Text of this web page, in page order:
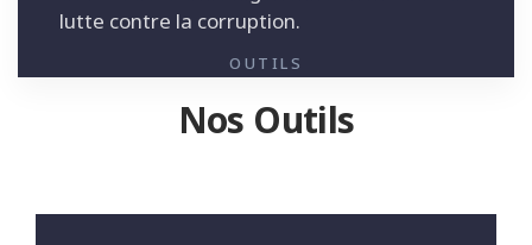
lutte contre la corruption.
OUTILS
Nos Outils